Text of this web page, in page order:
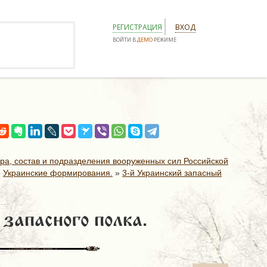
РЕГИСТРАЦИЯ ВХОД
ВОЙТИ ВДЕМО РЕЖИМЕ
состав и подразделения вооруженных сил Российской
Украинские формирования. » 3-й Украинский запасный
полка.